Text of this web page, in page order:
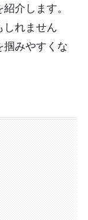
介します。
しれません
掴みやすくな